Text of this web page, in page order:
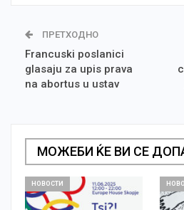
ПРЕТХОДНО
Francuski poslanici
glasaju za upis prava
na abortus u ustav
МОЖЕБИ ЌЕ ВИ СЕ
НОВОСТИ